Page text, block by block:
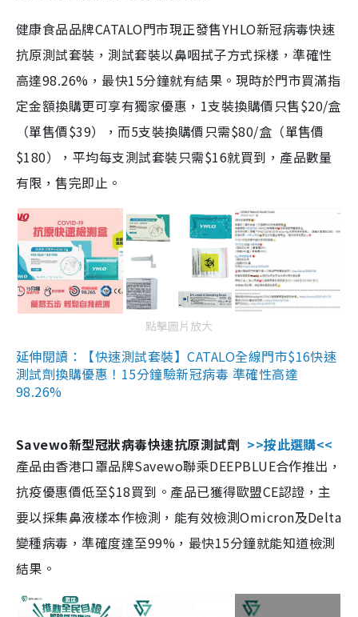
健康食品品牌CATALO門市現正發售YHLO新冠病毒快速
抗原測試套裝，測試套裝以鼻咽拭子方式採樣，準確性
高達98.26%，最快15分鐘就有結果。現時於門市買滿指
定金額換購更可享有獨家優惠，1支裝換購價只售$20/盒
（單售價$39），而5支裝換購價只需$80/盒（單售價
$180），平均每支測試套裝只需$16就買到，產品數量
有限，售完即止。
點擊圖片放大
延伸閱讀：【快速測試套裝】CATALO全線門市$16快速
測試劑換購優惠！15分鐘驗新冠病毒 準確性高達
98.26%
Savewo新型冠狀病毒快速抗原測試劑 >>按此選購<<
產品由香港口罩品牌Savewo聯乘DEEPBLUE合作推出，
抗疫優惠價低至$18買到。產品已獲得歐盟CE認證，主
要以採集鼻液樣本作檢測，能有效檢測Omicron及Delta
變種病毒，準確度達至99%，最快15分鐘就能知道檢測
結果。